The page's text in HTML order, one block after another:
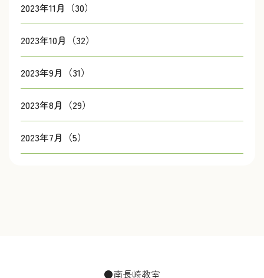
2023年11月（30）
2023年10月（32）
2023年9月（31）
2023年8月（29）
2023年7月（5）
●南長崎教室